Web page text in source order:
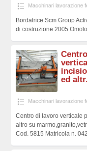
Macchinari lavorazione
Bordatrice Scm Group
di costruzione 2005
ed
Macchinari lavorazione
Centro di lavoro verticale
altro su
Cod. 5815 Matricola n.